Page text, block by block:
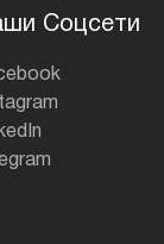
Соцсети